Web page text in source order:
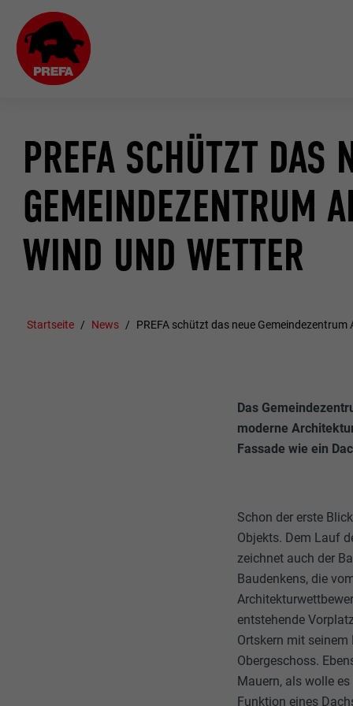
PREFA SCHÜTZT DAS
GEMEINDEZENTRUM
WIND UND WETTER
Startseite News PREFA schützt das neue
Das
moderne
Fassade wie ein
Schon der erste
Objekts. Dem Lauf
zeichnet auch der
Baudenkens, die
entstehende
Ortskern mit
Obergeschoss.
Mauern, als wolle
Funktion eines